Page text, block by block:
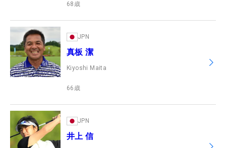
68 歳
JPN
真板 潔
Kiyoshi Maita
66 歳
JPN
井上 信